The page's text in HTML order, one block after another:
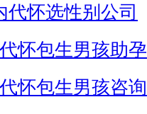
代怀选性别公司
怀包生男孩助孕
怀包生男孩咨询